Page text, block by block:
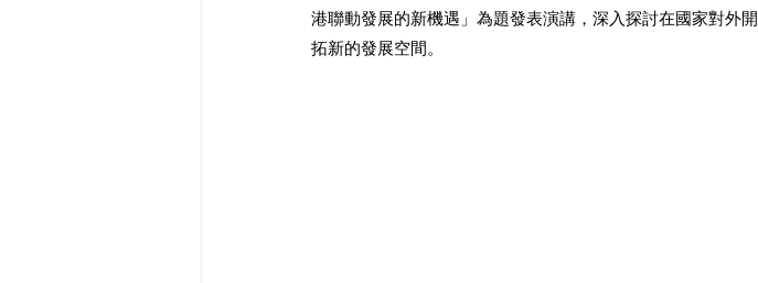
港聯動發展的新機遇」為題發表演講，深入探討在國家對外
拓新的發展空間。